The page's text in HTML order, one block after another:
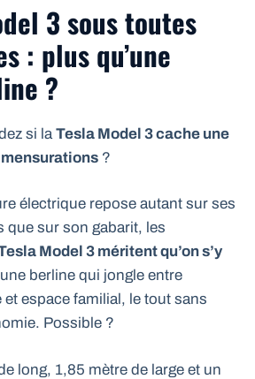
3 sous toutes
: plus qu’une
?
si la Tesla Model 3 cache une
?
électrique repose autant sur ses
que sur son gabarit, les
Model 3 méritent qu’on s’y
berline qui jongle entre
espace familial, le tout sans
Possible ?
long, 1,85 mètre de large et un